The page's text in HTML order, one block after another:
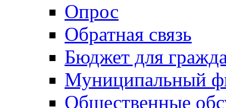
Опрос
Обратная связь
Бюджет для
Муниципальный
Общественные